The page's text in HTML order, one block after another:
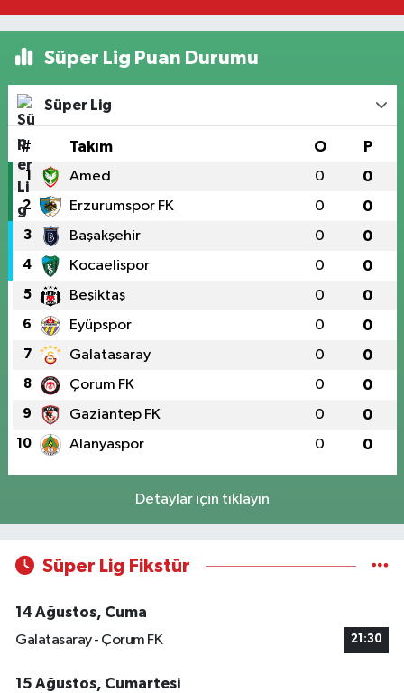
Süper Lig Puan Durumu
Süper Lig
# Takım O P
1 Amed 0 0
2 Erzurumspor FK 0 0
3 Başakşehir 0 0
4 Kocaelispor 0 0
5 Beşiktaş 0 0
6 Eyüpspor 0 0
7 Galatasaray 0 0
8 Çorum FK 0 0
9 Gaziantep FK 0 0
10 Alanyaspor 0 0
Detaylar için tıklayın
Süper Lig Fikstür
14 Ağustos, Cuma
Galatasaray - Çorum FK
21:30
15 Ağustos, Cumartesi